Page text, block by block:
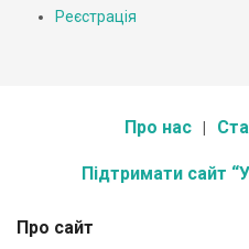
Реєстрація
Про нас
Підтримати сайт
Про сайт